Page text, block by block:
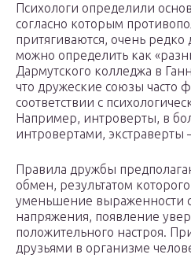
Психологи определили
согласно которым
притягиваются, очень редко
можно определить как
Дармутского колледжа в
что дружеские союзы часто
соответствии с
Например, интроверты, в
интровертами, экстраверты
Правила дружбы
обмен, результатом которого
уменьшение выраженности
напряжения, появление
положительного настроя.
друзьями в организме